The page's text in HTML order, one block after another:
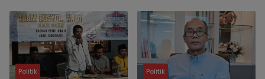
Bedah Rumah di Kota
Malang
Politik Politik